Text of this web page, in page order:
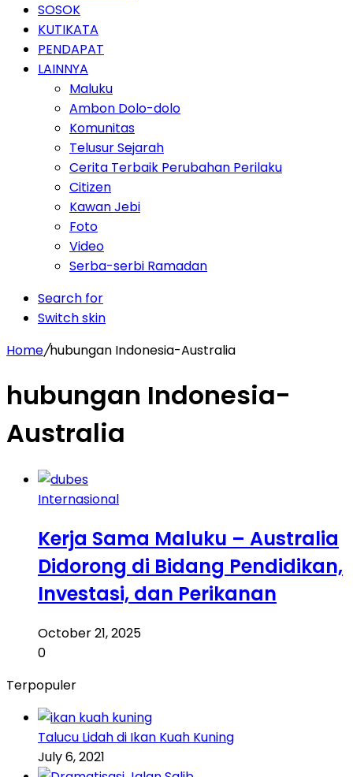
SOSOK
KUTIKATA
PENDAPAT
LAINNYA
Maluku
Ambon Dolo-dolo
Komunitas
Telusur Sejarah
Cerita Terbaik Perubahan Perilaku
Citizen
Kawan Jebi
Foto
Video
Serba-serbi Ramadan
Search for
Switch skin
Home/hubungan Indonesia-Australia
hubungan Indonesia-
Australia
Internasional
Kerja Sama Maluku – Australia
Didorong di Bidang Pendidikan,
Investasi, dan Perikanan
October 21, 2025
0
Terpopuler
Talucu Lidah di Ikan Kuah Kuning
July 6, 2021